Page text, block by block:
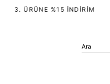
3. ÜRÜNE %15 İNDIRIM
Ara